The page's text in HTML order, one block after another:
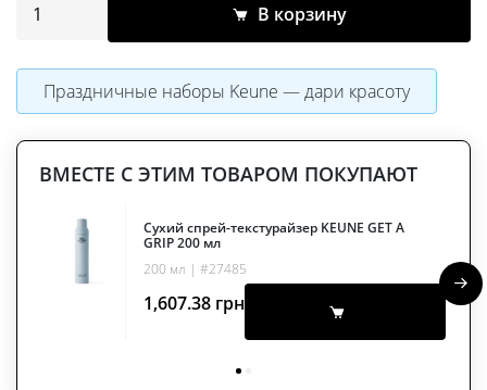
В корзину
Праздничные наборы Keune — дари красоту
ВМЕСТЕ С ЭТИМ ТОВАРОМ ПОКУПАЮТ
Сухий спрей-текстурайзер KEUNE GET A
GRIP 200 мл
200 мл | #27485
1,607.38 грн